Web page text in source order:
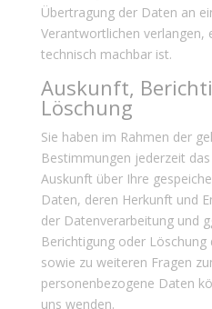
Übertragung der Daten an
Verantwortlichen
technisch machbar ist.
Auskunft,
Löschung
Sie haben im Rahmen der
Bestimmungen jederzeit
Auskunft über Ihre
Daten, deren Herkunft und
der Datenverarbeitung und
Berichtigung oder Löschung
sowie zu weiteren Fragen
personenbezogene Daten
uns wenden.